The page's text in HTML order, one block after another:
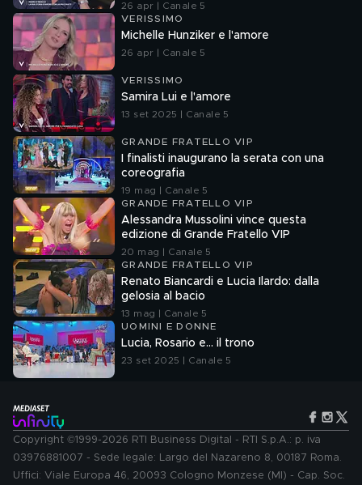
26 apr | Canale 5
VERISSIMO
Michelle Hunziker e l'amore
26 apr | Canale 5
VERISSIMO
Samira Lui e l'amore
13 set 2025 | Canale 5
GRANDE FRATELLO VIP
I finalisti inaugurano la serata con una
coreografia
19 mag | Canale 5
GRANDE FRATELLO VIP
Alessandra Mussolini vince questa
edizione di Grande Fratello VIP
20 mag | Canale 5
GRANDE FRATELLO VIP
Renato Biancardi e Lucia Ilardo: dalla
gelosia al bacio
13 mag | Canale 5
UOMINI E DONNE
Lucia, Rosario e... il trono
23 set 2025 | Canale 5
Copyright ©1999-2026 RTI Business Digital - RTI S.p.A.: p. iva
03976881007 - Sede legale: Largo del Nazareno 8, 00187 Roma.
Uffici: Viale Europa 46, 20093 Cologno Monzese (MI) - Cap. Soc.